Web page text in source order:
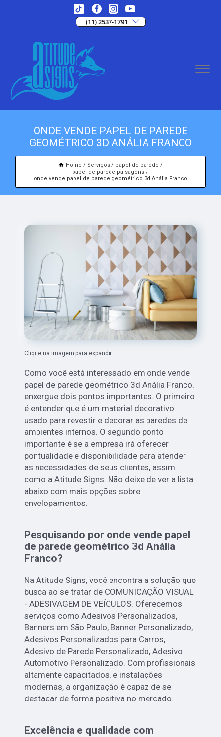
(11) 2537-1791
ONDE VENDE PAPEL DE PAREDE
GEOMÉTRICO 3D ANÁLIA FRANCO
Home Serviços
papel de parede
papel de parede paisagens
onde vende papel de parede geométrico 3d Anália Franco
Clique na imagem para expandir
Como você está interessado em onde vende
papel de parede geométrico 3d Anália Franco,
enxergue dois pontos importantes. O primeiro
é entender que é um material decorativo
usado para revestir e decorar as paredes de
ambientes internos. O segundo ponto
importante é se a empresa irá oferecer
pontualidade e disponibilidade para atender
as necessidades de seus clientes, assim
como a Atitude Signs. Não deixe de ver a lista
abaixo com mais opções sobre
envelopamentos.
Pesquisando por onde vende papel
de parede geométrico 3d Anália
Franco?
Na Atitude Signs, você encontra a solução que
busca ao se tratar de COMUNICAÇÃO VISUAL
- ADESIVAGEM DE VEÍCULOS. Oferecemos
serviços como Adesivos Personalizados,
Banners em São Paulo, Banner Personalizado,
Adesivos Personalizados para Carros,
Adesivo de Parede Personalizado, Adesivo
Automotivo Personalizado. Com profissionais
altamente capacitados, e instalações
modernas, a organização é capaz de se
destacar de forma positiva no mercado.
Excelência e qualidade com